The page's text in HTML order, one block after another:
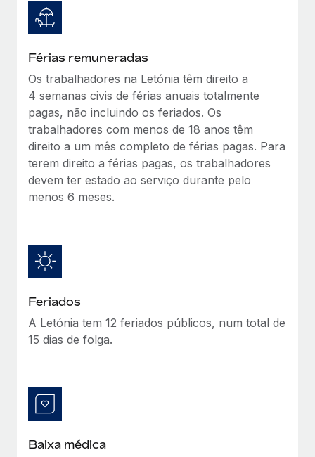
Férias remuneradas
Os trabalhadores na Letónia têm direito a
4 semanas civis de férias anuais totalmente
pagas, não incluindo os feriados. Os
trabalhadores com menos de 18 anos têm
direito a um mês completo de férias pagas. Para
terem direito a férias pagas, os trabalhadores
devem ter estado ao serviço durante pelo
menos 6 meses.
Feriados
A Letónia tem 12 feriados públicos, num total de
15 dias de folga.
Baixa médica